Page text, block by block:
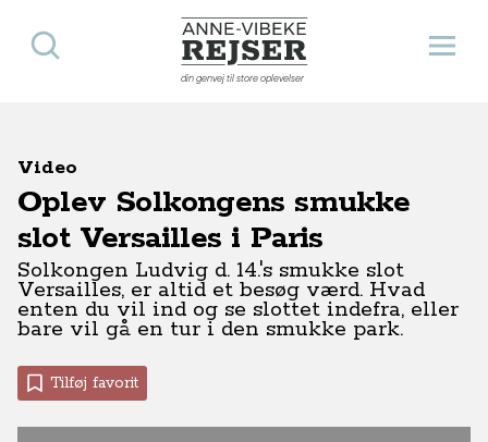
Anne-Vibeke Rejser
din genvej til store oplevelser
Åbn
Søg
Video
Oplev Solkongens smukke
slot Versailles i Paris
Solkongen Ludvig d. 14.'s smukke slot
Versailles, er altid et besøg værd. Hvad
enten du vil ind og se slottet indefra, eller
bare vil gå en tur i den smukke park.
Tilføj favorit